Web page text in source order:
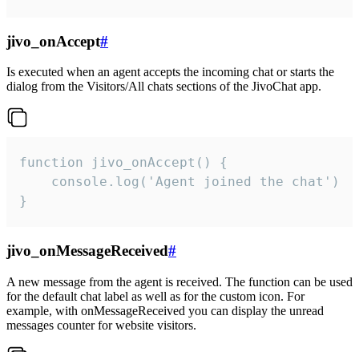
jivo_onAccept#
Is executed when an agent accepts the incoming chat or starts the
dialog from the Visitors/All chats sections of the JivoChat app.
function jivo_onAccept() {
}
jivo_onMessageReceived#
A new message from the agent is received. The function can be used
for the default chat label as well as for the custom icon. For
example, with onMessageReceived you can display the unread
messages counter for website visitors.